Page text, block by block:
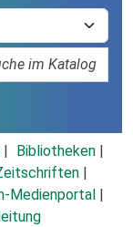
Bibliotheken
Medienportal